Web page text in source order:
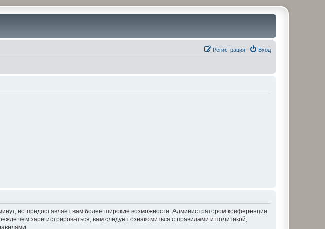
Вход
Регистрация
но предоставляет вам более широкие возможности. Администратором конференции
чем зарегистрироваться, вам следует ознакомиться с правилами и политикой,